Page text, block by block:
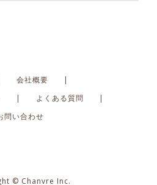
会社概要
よくある質問
問い合わせ
© Chanvre Inc.